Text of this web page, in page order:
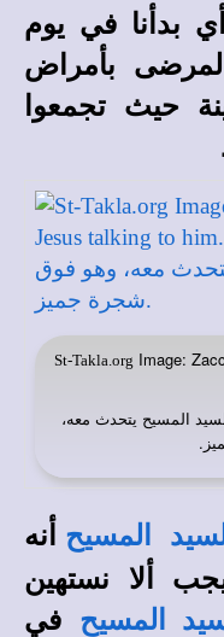
بدأنا في يوم
بأمراض
حيث تجمعوا
St-Takla.org Image:
المسيح يتحدث معه،
المسيح أنه
ألا نستهين
المسيح
في